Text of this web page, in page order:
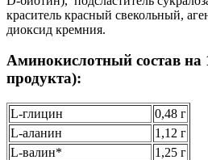
краситель красный свекольный,
диоксид кремния.
Аминокислотный состав на
продукта):
L-глицин
0,48 г
L-аланин
1,12 г
L-валин*
1,25 г